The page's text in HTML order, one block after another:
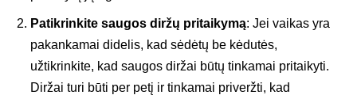
Patikrinkite saugos diržų pritaikymą: Jei vaikas yra
pakankamai didelis, kad sėdėtų be kėdutės,
užtikrinkite, kad saugos diržai būtų tinkamai pritaikyti.
Diržai turi būti per petį ir tinkamai priveržti, kad